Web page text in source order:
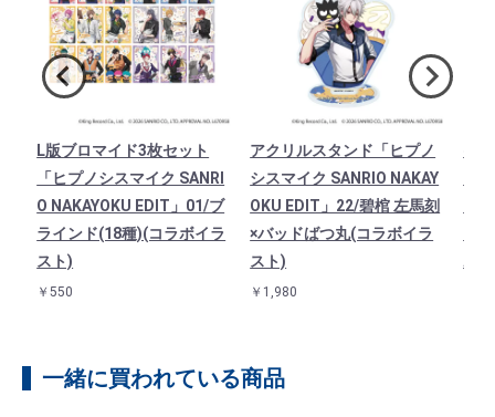
L版ブロマイド3枚セット
「ヒプノシスマイク SANRI
O NAKAYOKU EDIT」01/ブ
ラインド(18種)(コラボイラ
スト)
￥550
アクリルスタンド「ヒプノ
シスマイク SANRIO NAKAY
OKU EDIT」22/碧棺 左馬刻
×バッドばつ丸(コラボイラ
スト)
￥1,980
一緒に買われている商品